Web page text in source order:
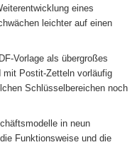
eines
leichter auf einen
Vorlage als übergroßes
mit Postit-Zetteln vorläufig
Schlüsselbereichen noch
in neun
Funktionsweise und die